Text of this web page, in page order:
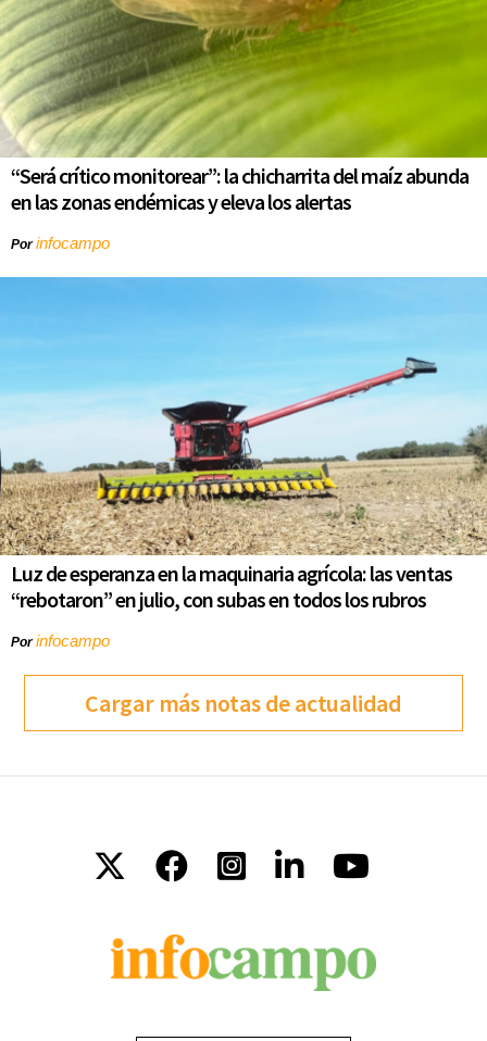
“Será crítico monitorear”: la chicharrita del maíz abunda
en las zonas endémicas y eleva los alertas
Porinfocampo
Luz de esperanza en la maquinaria agrícola: las ventas
“rebotaron” en julio, con subas en todos los rubros
Porinfocampo
Cargar más notas de actualidad